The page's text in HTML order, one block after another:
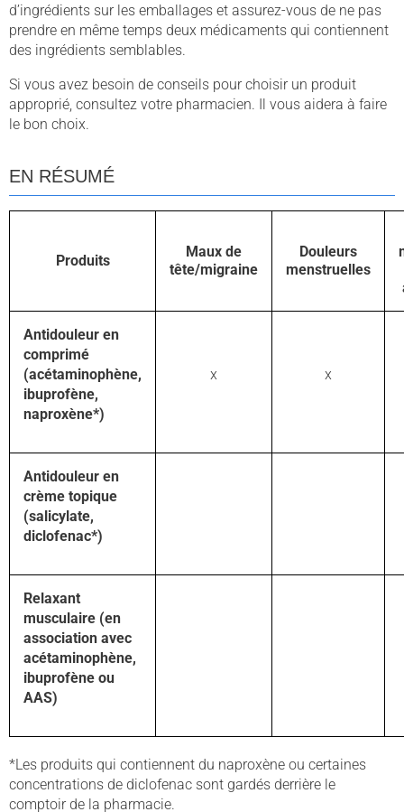
d’ingrédients sur les emballages et assurez-vous de ne pas
prendre en même temps deux médicaments qui contiennent
des ingrédients semblables.
Si vous avez besoin de conseils pour choisir un produit
approprié, consultez votre pharmacien. Il vous aidera à faire
le bon choix.
EN RÉSUMÉ
Produits
Maux de
tête/migraine
Douleurs
menstruelles
Antidouleur en
comprimé
(acétaminophène,
ibuprofène,
naproxène*)
x x
Antidouleur en
crème topique
(salicylate,
diclofenac*)
Relaxant
musculaire (en
association avec
acétaminophène,
ibuprofène ou
AAS)
*Les produits qui contiennent du naproxène ou certaines
concentrations de diclofenac sont gardés derrière le
comptoir de la pharmacie.